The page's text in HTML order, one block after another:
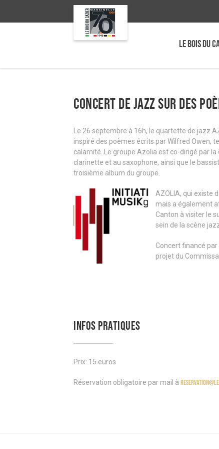
LE BOIS DU
Concert de jazz sur des
Le 26 septembre à 16h, le quartette de jazz
inspiré des poèmes écrits par Wilfred Owen,
calamité. Le groupe Azolia est co-dirigé par
clarinette et au saxophone, ainsi que le
troisième album du groupe.
AZOLI A, qui existe
mais a également
Canton à visiter le
sein de la scène
Concert financé
projet du
INFOS PRATIQUES
Prix: 15 euros
Réservation obligatoire par mail à